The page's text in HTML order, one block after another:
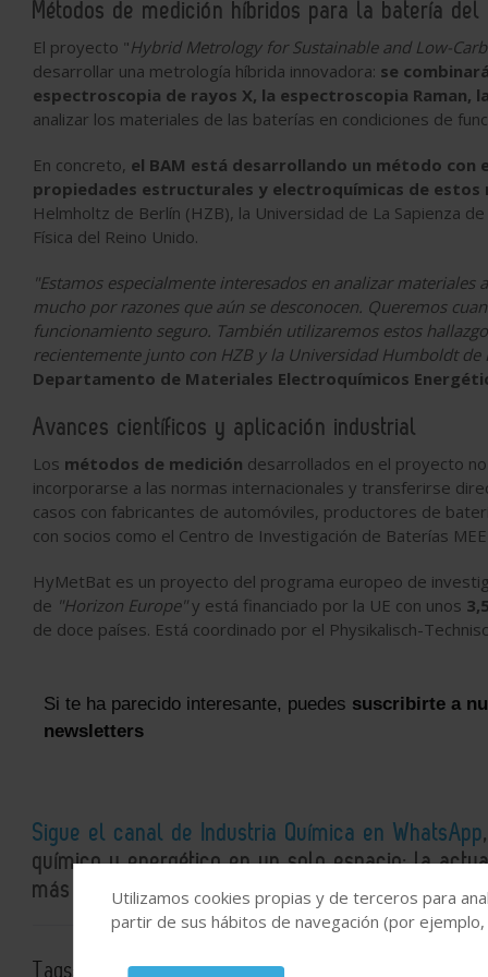
Métodos de medición híbridos para la batería
El proyecto "Hybrid Metrology for Sustainable and Low-
desarrollar una metrología híbrida innovadora: se
espectroscopia de rayos X, la espectroscopia
analizar los materiales de las baterías en condiciones de
En concreto, el BAM está desarrollando un método con
propiedades estructurales y electroquímicas de estos
Helmholtz de Berlín (HZB), la Universidad de La Sapienza
Física del Reino Unido.
"Estamos especialmente interesados en analizar
mucho por razones que aún se desconocen. Queremos
funcionamiento seguro. También utilizaremos estos
recientemente junto con HZB y la Universidad Humboldt de
Departamento de Materiales Electroquímicos
Avances científicos y aplicación industrial
Los métodos de medición desarrollados en el proyecto
incorporarse a las normas internacionales y transferirse
casos con fabricantes de automóviles, productores de
con socios como el Centro de Investigación de Baterías
HyMetBat es un proyecto del programa europeo de
de "Horizon Europe"y está financiado por la UE con unos
de doce países. Está coordinado por el Physikalisch-
Si te ha parecido interesante, puedes suscribirte a
newsletters
Sigue el canal de Industria Química en WhatsApp
químico y energético en un solo espacio: la
más detallados e interesantes.
Tags: Tecnología electroquímica
Utilizamos cookies propias y de terceros para
partir de sus hábitos de navegación (por